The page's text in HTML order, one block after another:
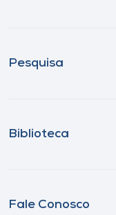
Pesquisa
Biblioteca
Fale Conosco